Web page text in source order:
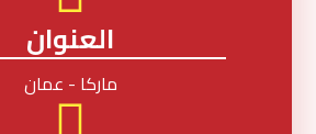
العنوان
ماركا - عمان